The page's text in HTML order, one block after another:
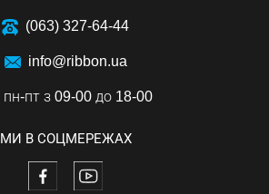
(063) 327-64-44
info@ribbon.ua
пн-пт з 09-00 до 18-00
МИ В СОЦМЕРЕЖАХ